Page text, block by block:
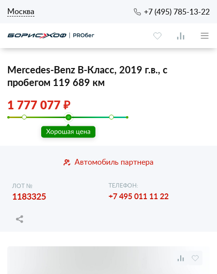
Москва +7 (495) 785-13-22
Mercedes-Benz B-Класс, 2019 г.в., с
пробегом 119 689 км
1 777 077 ₽
Автомобиль партнера
ЛОТ №
1183325
ТЕЛЕФОН:
+7 495 011 11 22